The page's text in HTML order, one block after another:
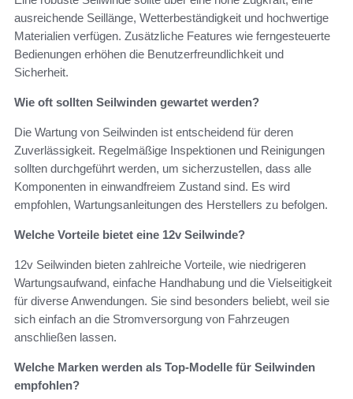
ausreichende Seillänge, Wetterbeständigkeit und hochwertige
Materialien verfügen. Zusätzliche Features wie ferngesteuerte
Bedienungen erhöhen die Benutzerfreundlichkeit und
Sicherheit.
Wie oft sollten Seilwinden gewartet werden?
Die Wartung von Seilwinden ist entscheidend für deren
Zuverlässigkeit. Regelmäßige Inspektionen und Reinigungen
sollten durchgeführt werden, um sicherzustellen, dass alle
Komponenten in einwandfreiem Zustand sind. Es wird
empfohlen, Wartungsanleitungen des Herstellers zu befolgen.
Welche Vorteile bietet eine 12v Seilwinde?
12v Seilwinden bieten zahlreiche Vorteile, wie niedrigeren
Wartungsaufwand, einfache Handhabung und die Vielseitigkeit
für diverse Anwendungen. Sie sind besonders beliebt, weil sie
sich einfach an die Stromversorgung von Fahrzeugen
anschließen lassen.
Welche Marken werden als Top-Modelle für Seilwinden
empfohlen?